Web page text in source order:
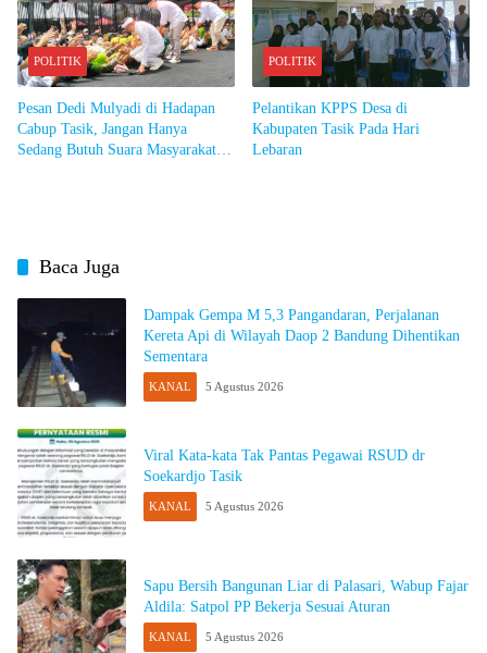
POLITIK
Pesan Dedi Mulyadi di Hadapan
Cabup Tasik, Jangan Hanya
Sedang Butuh Suara Masyarakat
POLITIK
Pelantikan KPPS Desa di
Kabupaten Tasik Pada Hari
Lebaran
Baca Juga
Dampak Gempa M 5,3 Pangandaran, Perjalanan
Kereta Api di Wilayah Daop 2 Bandung Dihentikan
Sementara
KANAL 5 Agustus 2026
Viral Kata-kata Tak Pantas Pegawai RSUD dr
Soekardjo Tasik
KANAL 5 Agustus 2026
Sapu Bersih Bangunan Liar di Palasari, Wabup Fajar
Aldila: Satpol PP Bekerja Sesuai Aturan
KANAL 5 Agustus 2026